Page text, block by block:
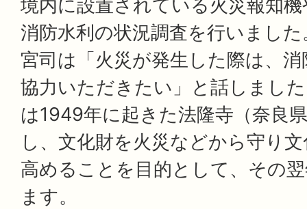
境内に設置されている火災報知
消防水利の状況調査を行いまし
宮司は「火災が発生した際は、
協力いただきたい」と話しまし
は1949年に起きた法隆寺（奈良
し、文化財を火災などから守り
高めることを目的として、その
ます。